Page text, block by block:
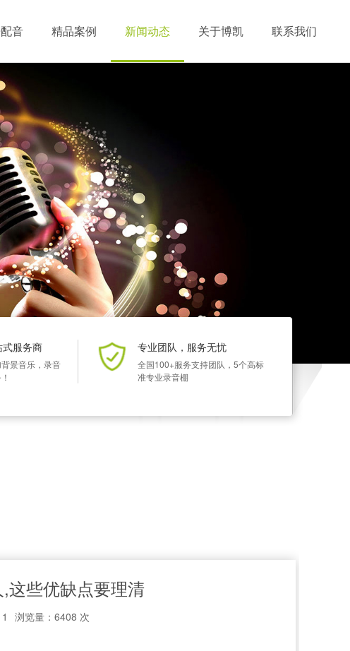
音 精品案例 新闻动态 关于博凯 联系我们
服务商
景音乐，录音
专业团队，服务无忧
全国100+服务支持团队，5个高标
准专业录音棚
这些优缺点要理清
浏览量：6408 次